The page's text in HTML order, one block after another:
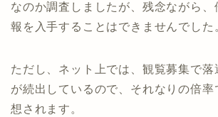
なのか調査しましたが、残念ながら、
報を入手することはできませんでした
ただし、ネット上では、観覧募集で落
が続出しているので、それなりの倍率
想されます。